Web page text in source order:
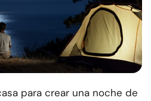
para crear una noche de